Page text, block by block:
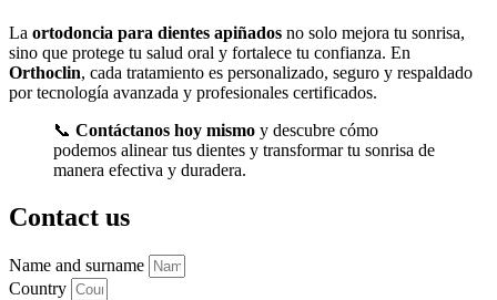
La ortodoncia para dientes apiñados no solo mejora tu sonrisa,
sino que protege tu salud oral y fortalece tu confianza. En
Orthoclin, cada tratamiento es personalizado, seguro y respaldado
por tecnología avanzada y profesionales certificados.
📞 Contáctanos hoy mismo y descubre cómo
podemos alinear tus dientes y transformar tu sonrisa de
manera efectiva y duradera.
Contact us
Name and surname
Country